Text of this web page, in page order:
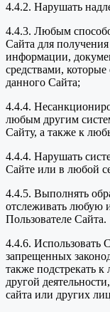
4.4.2. Нарушать
4.4.3. Любым
Сайта для
информации,
средствами,
данного Сайта;
4.4.4.
любым другим
Сайту, а также к
4.4.4. Нарушать
Сайте или в любой
4.4.5. Выполнять
отслеживать
Пользователе Сайта.
4.4.6. Использовать
запрещенных
также подстрекать
другой
сайта или других